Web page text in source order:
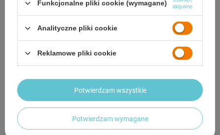
Zestaw 2 Rakiety W Pokrowcu + 6
Badmintona WISH
105,50 zł
Zestaw 2 Rakiety W Pokrowcu + 6
Lotek Piórowych Do Gry W
56,64 zł komplet
Funkcjonalne pliki cookie (wymagane)
aktywne
Analityczne pliki cookie
Reklamowe pliki cookie
Potwierdzam wymagane
Potwierdzam wszystkie